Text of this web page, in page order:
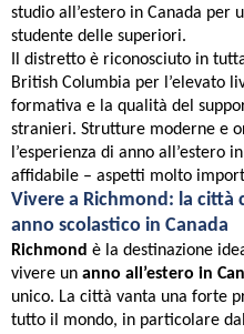
studio all’estero in Canada per
studente delle superiori.
Il distretto è riconosciuto in
British Columbia per l’elevato
formativa e la qualità del
stranieri. Strutture moderne e
l’esperienza di anno all’estero
affidabile – aspetti molto
Vivere a Richmond: la
anno scolastico in Canada
Richmond è la destinazione
vivere un anno all’estero in
unico. La città vanta una forte
tutto il mondo, in particolare